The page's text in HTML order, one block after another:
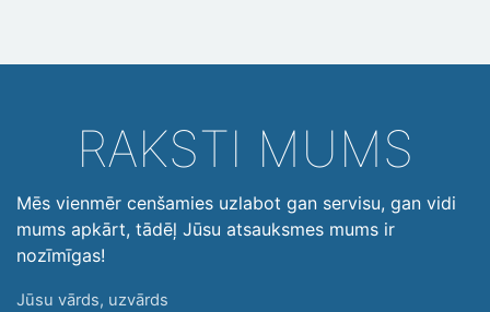
RAKSTI MUMS
Mēs vienmēr cenšamies uzlabot gan servisu, gan vidi
mums apkārt, tādēļ Jūsu atsauksmes mums ir
nozīmīgas!
Jūsu